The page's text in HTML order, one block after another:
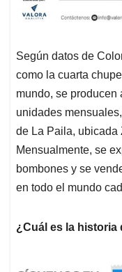
Según datos de
como la cuarta
mundo, se
unidades
de La Paila, ubicada
Mensualmente, se
bombones y se
en todo el mundo
¿Cuál es la